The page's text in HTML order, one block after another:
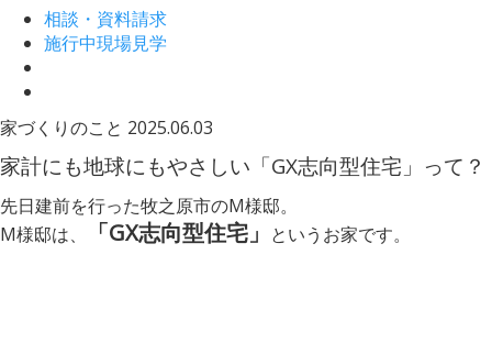
相談・資料請求
施行中現場見学
家づくりのこと 2025.06.03
家計にも地球にもやさしい「GX志向型住宅」って？
先日建前を行った牧之原市のM様邸。
M様邸は、
「GX志向型住宅」 というお家です。